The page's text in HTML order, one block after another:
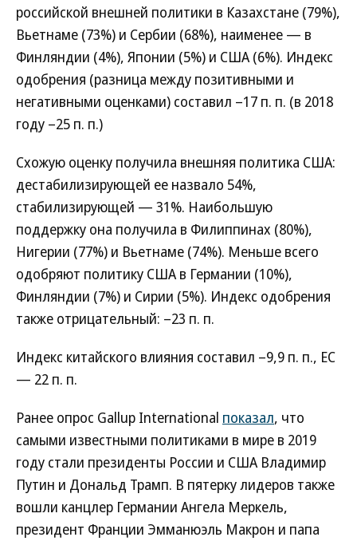
российской внешней политики в Казахстане (79%),
Вьетнаме (73%) и Сербии (68%), наименее — в
Финляндии (4%), Японии (5%) и США (6%). Индекс
одобрения (разница между позитивными и
негативными оценками) составил –17 п. п. (в 2018
году –25 п. п.)
Схожую оценку получила внешняя политика США:
дестабилизирующей ее назвало 54%,
стабилизирующей — 31%. Наибольшую
поддержку она получила в Филиппинах (80%),
Нигерии (77%) и Вьетнаме (74%). Меньше всего
одобряют политику США в Германии (10%),
Финляндии (7%) и Сирии (5%). Индекс одобрения
также отрицательный: –23 п. п.
Индекс китайского влияния составил –9,9 п. п., ЕС
— 22 п. п.
Ранее опрос Gallup International показал, что
самыми известными политиками в мире в 2019
году стали президенты России и США Владимир
Путин и Дональд Трамп. В пятерку лидеров также
вошли канцлер Германии Ангела Меркель,
президент Франции Эмманюэль Макрон и папа